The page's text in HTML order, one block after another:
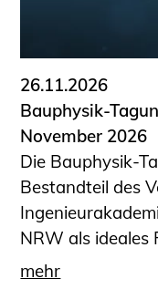
26.11.2026
Bauphysik-
November 2026
Die Bauphysik-
Bestandteil des
NRW als ideales
mehr